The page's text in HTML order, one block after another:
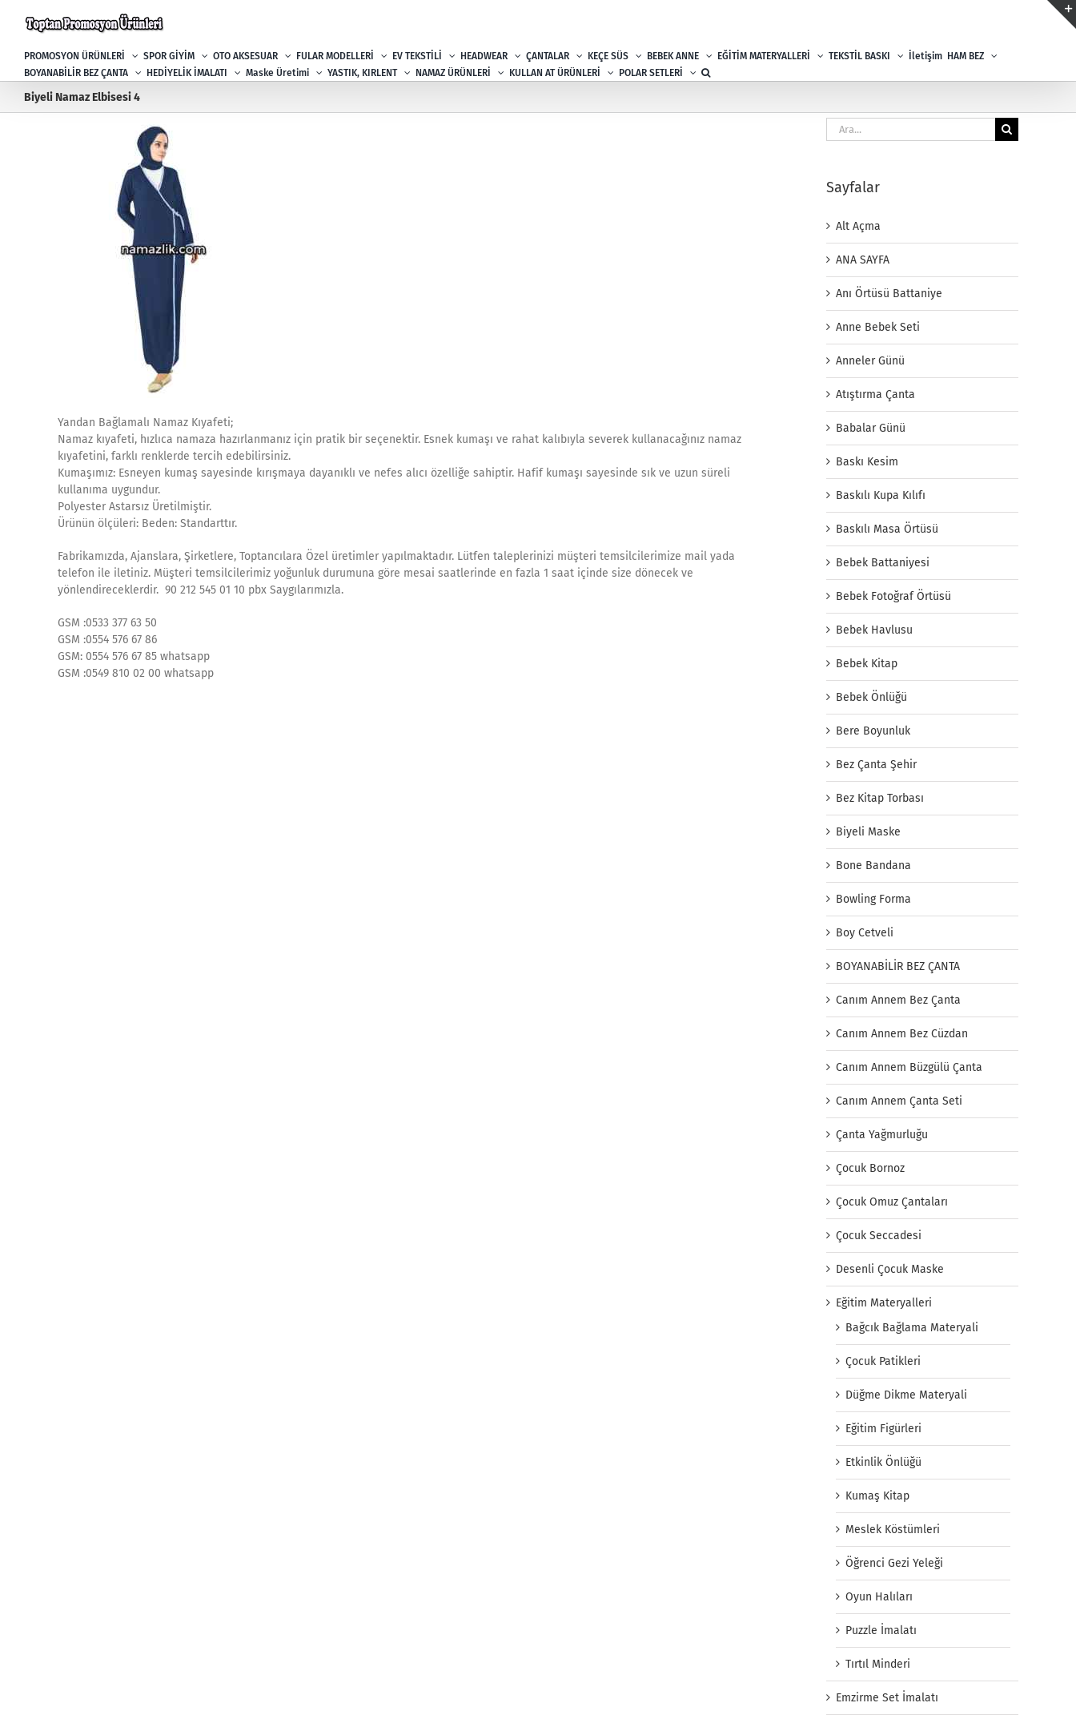
PROMOSYON ÜRÜNLERİ SPOR GİYİM OTO AKSESUAR FULAR MODELLERİ EV TEKSTİLİ HEADWEAR ÇANTALAR KEÇE SÜS BEBEK ANNE EĞİTİM MATERYALLERİ TEKSTİL BASKI İletişim HAM BEZ
BOYANABİLİR BEZ ÇANTA
HEDİYELİK İMALATI Maske Üretimi YASTIK, KIRLENT NAMAZ ÜRÜNLERİ KULLAN AT ÜRÜNLERİ POLAR SETLERİ
Biyeli Namaz Elbisesi 4
Yandan Bağlamalı Namaz Kıyafeti;
Namaz kıyafeti, hızlıca namaza hazırlanmanız için pratik bir seçenektir. Esnek kumaşı ve rahat kalıbıyla severek kullanacağınız namaz
kıyafetini, farklı renklerde tercih edebilirsiniz.
Kumaşımız: Esneyen kumaş sayesinde kırışmaya dayanıklı ve nefes alıcı özelliğe sahiptir. Hafif kumaşı sayesinde sık ve uzun süreli
kullanıma uygundur.
Polyester Astarsız Üretilmiştir.
Ürünün ölçüleri: Beden: Standarttır.
Fabrikamızda, Ajanslara, Şirketlere, Toptancılara Özel üretimler yapılmaktadır. Lütfen taleplerinizi müşteri temsilcilerimize mail yada
telefon ile iletiniz. Müşteri temsilcilerimiz yoğunluk durumuna göre mesai saatlerinde en fazla 1 saat içinde size dönecek ve
yönlendireceklerdir. 90 212 545 01 10 pbx Saygılarımızla.
GSM :0533 377 63 50
GSM :0554 576 67 86
GSM: 0554 576 67 85 whatsapp
GSM :0549 810 02 00 whatsapp
Ara:
Sayfalar
Alt Açma
ANA SAYFA
Anı Örtüsü Battaniye
Anne Bebek Seti
Anneler Günü
Atıştırma Çanta
Babalar Günü
Baskı Kesim
Baskılı Kupa Kılıfı
Baskılı Masa Örtüsü
Bebek Battaniyesi
Bebek Fotoğraf Örtüsü
Bebek Havlusu
Bebek Kitap
Bebek Önlüğü
Bere Boyunluk
Bez Çanta Şehir
Bez Kitap Torbası
Biyeli Maske
Bone Bandana
Bowling Forma
Boy Cetveli
BOYANABİLİR BEZ ÇANTA
Canım Annem Bez Çanta
Canım Annem Bez Cüzdan
Canım Annem Büzgülü Çanta
Canım Annem Çanta Seti
Çanta Yağmurluğu
Çocuk Bornoz
Çocuk Omuz Çantaları
Çocuk Seccadesi
Desenli Çocuk Maske
Eğitim Materyalleri
Bağcık Bağlama Materyali
Çocuk Patikleri
Düğme Dikme Materyali
Eğitim Figürleri
Etkinlik Önlüğü
Kumaş Kitap
Meslek Köstümleri
Öğrenci Gezi Yeleği
Oyun Halıları
Puzzle İmalatı
Tırtıl Minderi
Emzirme Set İmalatı